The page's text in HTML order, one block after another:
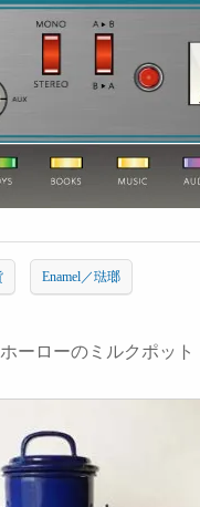
Enamel／琺瑯
ホーローのミルクポッ